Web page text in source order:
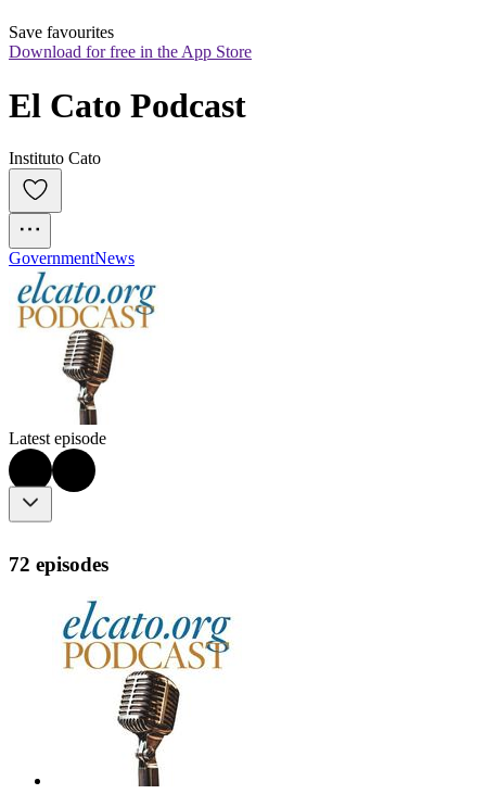
Save favourites
Download for free in the App Store
El Cato Podcast
Instituto Cato
GovernmentNews
Latest episode
72 episodes